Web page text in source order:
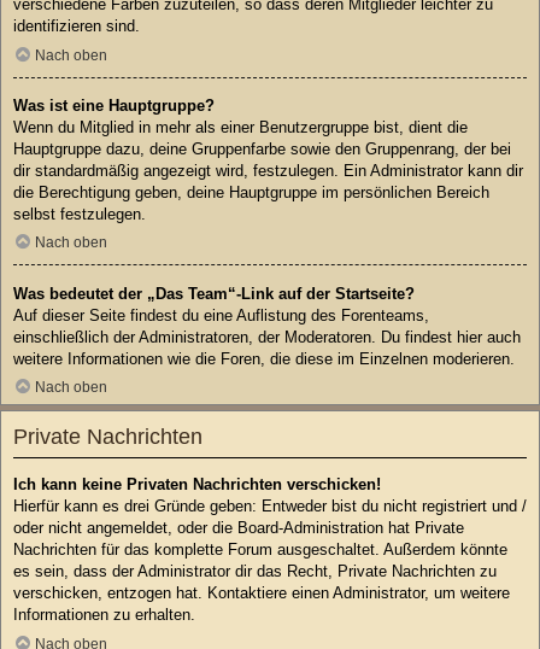
verschiedene Farben zuzuteilen, so dass deren Mitglieder leichter zu
identifizieren sind.
Nach oben
Was ist eine Hauptgruppe?
Wenn du Mitglied in mehr als einer Benutzergruppe bist, dient die
Hauptgruppe dazu, deine Gruppenfarbe sowie den Gruppenrang, der bei
dir standardmäßig angezeigt wird, festzulegen. Ein Administrator kann dir
die Berechtigung geben, deine Hauptgruppe im persönlichen Bereich
selbst festzulegen.
Nach oben
Was bedeutet der „Das Team“-Link auf der Startseite?
Auf dieser Seite findest du eine Auflistung des Forenteams,
einschließlich der Administratoren, der Moderatoren. Du findest hier auch
weitere Informationen wie die Foren, die diese im Einzelnen moderieren.
Nach oben
Private Nachrichten
Ich kann keine Privaten Nachrichten verschicken!
Hierfür kann es drei Gründe geben: Entweder bist du nicht registriert und /
oder nicht angemeldet, oder die Board-Administration hat Private
Nachrichten für das komplette Forum ausgeschaltet. Außerdem könnte
es sein, dass der Administrator dir das Recht, Private Nachrichten zu
verschicken, entzogen hat. Kontaktiere einen Administrator, um weitere
Informationen zu erhalten.
Nach oben